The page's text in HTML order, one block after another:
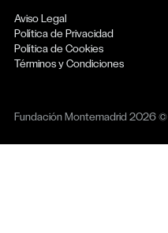
Aviso Legal
Política de Privacidad
Política de Cookies
Términos y Condiciones
Fundación Montemadrid 2026 ©